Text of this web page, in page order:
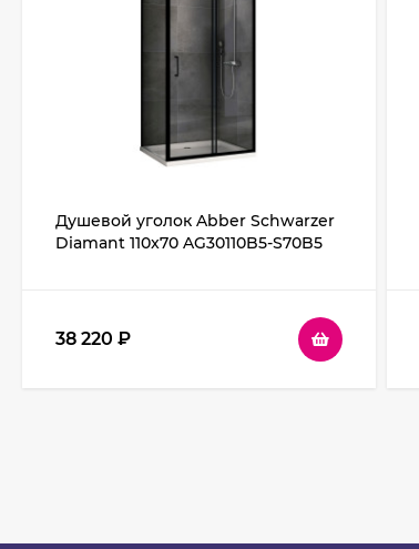
Душевой уголок Abber Schwarzer
Diamant 110x70 AG30110B5-S70B5
38 220 ₽